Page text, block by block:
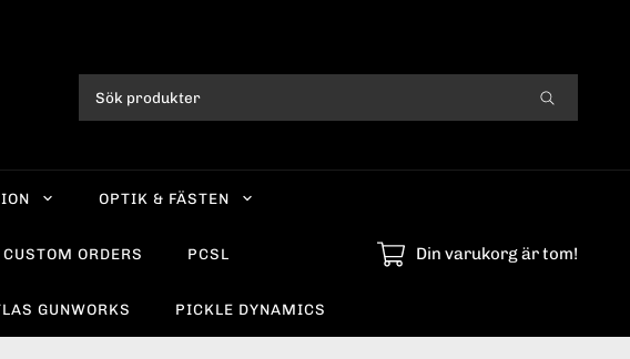
OPTIK & FÄSTEN
CUSTOM ORDERS PCSL
GUNWORKS PICKLE DYNAMICS
Din varukorg är tom!